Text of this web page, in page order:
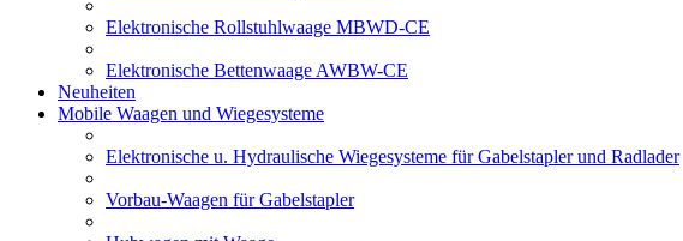
Elektronische Rollstuhlwaage MBWD-CE
Elektronische Bettenwaage AWBW-CE
Neuheiten
Mobile Waagen und Wiegesysteme
Elektronische u. Hydraulische Wiegesysteme für Gabelstapler und Radlader
Vorbau-Waagen für Gabelstapler